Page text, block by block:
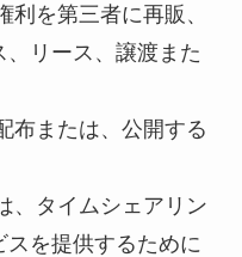
を第三者に再販、
リース、譲渡また
布または、公開する
、タイムシェアリン
を提供するために